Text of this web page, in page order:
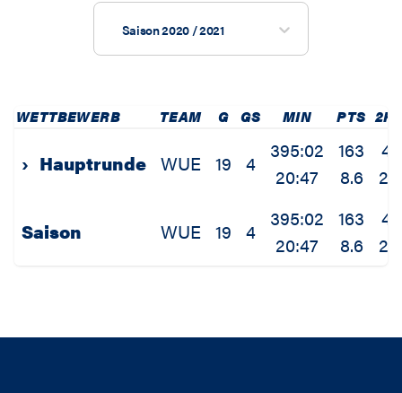
Saison 2020 / 2021
WETTBEWERB TEAM G GS MIN PTS
› Hauptrunde WUE 19 4
395:02
20:47
163
8.6
46
2.4
Saison WUE 19 4
395:02
20:47
163
8.6
46
2.4